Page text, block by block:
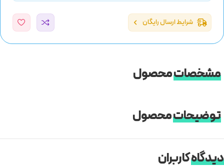
شرایط ارسال رایگان
مشخصاتمحصول
توضیحاتمحصول
دیدگاهکاربران